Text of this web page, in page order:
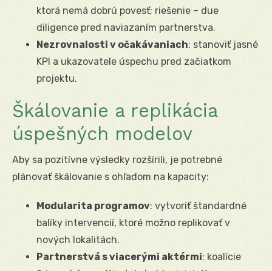
ktorá nemá dobrú povesť; riešenie – due
diligence pred naviazaním partnerstva.
Nezrovnalosti v očakávaniach: stanoviť jasné
KPI a ukazovatele úspechu pred začiatkom
projektu.
Škálovanie a replikácia
úspešných modelov
Aby sa pozitívne výsledky rozšírili, je potrebné
plánovať škálovanie s ohľadom na kapacity:
Modularita programov: vytvoriť štandardné
balíky intervencií, ktoré možno replikovať v
nových lokalitách.
Partnerstvá s viacerými aktérmi: koalície